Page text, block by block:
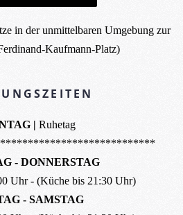
in der unmittelbaren Umgebung zur
Kaufmann-Platz)
| Ruhetag
- DONNERSTAG
Uhr - (Küche bis 21:30 Uhr)
- SAMSTAG